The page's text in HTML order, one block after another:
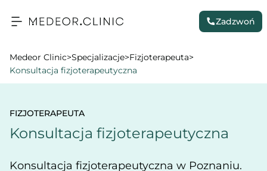
Zadzwoń
Medeor Clinic>Specjalizacje>Fizjoterapeuta>
Konsultacja fizjoterapeutyczna
FIZJOTERAPEUTA
Konsultacja fizjoterapeutyczna
Konsultacja fizjoterapeutyczna w Poznaniu.